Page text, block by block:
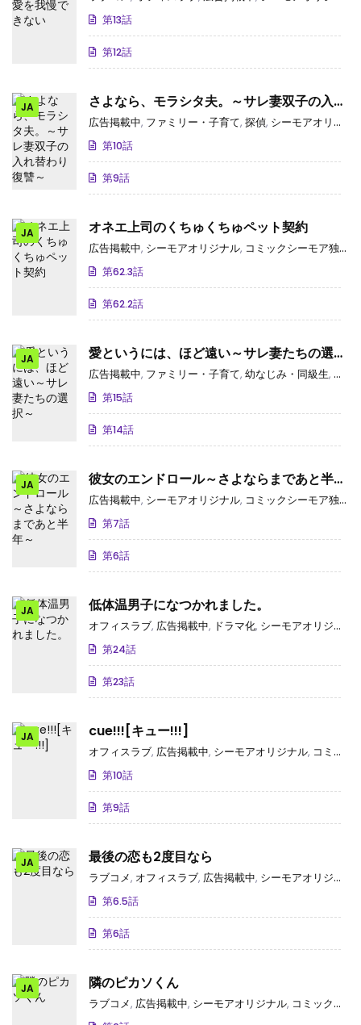
第13話
第12話
JA
さよなら、モラシタ夫。～サレ妻双子の入れ
替わり復讐～
広告掲載中, ファミリー・子育て, 探偵, シーモアオリジナル
第10話
第9話
JA オネエ上司のくちゅくちゅペット契約
広告掲載中, シーモアオリジナル, コミックシーモア独占･先行
第62.3話
第62.2話
JA
愛というには、ほど遠い～サレ妻たちの選択
～
広告掲載中, ファミリー・子育て, 幼なじみ・同級生, シー
第15話
第14話
JA
彼女のエンドロール～さよならまであと半年
～
広告掲載中, シーモアオリジナル, コミックシーモア独占･先行
第7話
第6話
JA 低体温男子になつかれました。
オフィスラブ, 広告掲載中, ドラマ化, シーモアオリジナル
第24話
第23話
JA cue!!![キュー!!!]
オフィスラブ, 広告掲載中, シーモアオリジナル, コミックシーモア独占･先行
第10話
第9話
JA 最後の恋も2度目なら
ラブコメ, オフィスラブ, 広告掲載中, シーモアオリジナル
第6.5話
第6話
JA 隣のピカソくん
ラブコメ, 広告掲載中, シーモアオリジナル, コミックシーモア独占･先行